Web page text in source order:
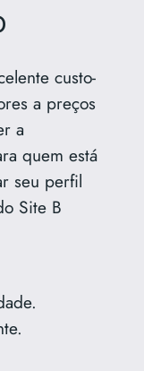
custo-
a preços
a
quem está
seu perfil
Site B